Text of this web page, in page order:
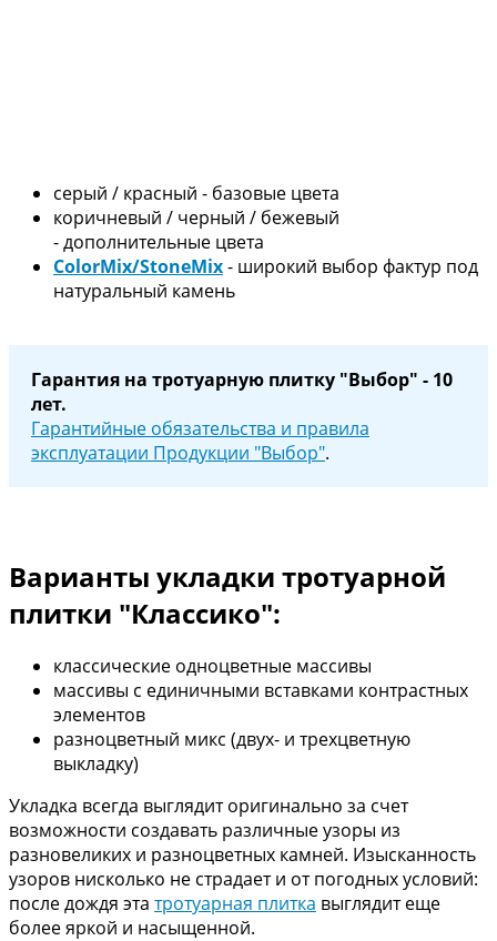
серый / красный - базовые цвета
коричневый / черный / бежевый
- дополнительные цвета
ColorMix/StoneMix- широкий выбор фактур под
натуральный камень
Гарантия на тротуарную плитку "Выбор" - 10
лет.
Гарантийные обязательства и правила
эксплуатации Продукции "Выбор".
Варианты укладки тротуарной
плитки "Классико":
классические одноцветные массивы
массивы с единичными вставками контрастных
элементов
разноцветный микс (двух- и трехцветную
выкладку)
Укладка всегда выглядит оригинально за счет
возможности создавать различные узоры из
разновеликих и разноцветных камней. Изысканность
узоров нисколько не страдает и от погодных условий:
после дождя эта тротуарная плитка выглядит еще
более яркой и насыщенной.